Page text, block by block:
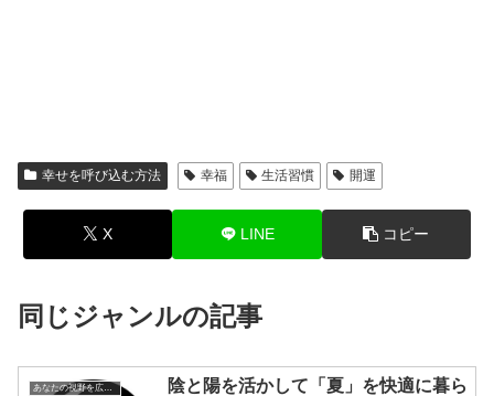
幸せを呼び込む方法 幸福 生活習慣 開運
X LINE コピー
同じジャンルの記事
あなたの視野を広げる方法
陰と陽を活かして「夏」を快適に暮ら